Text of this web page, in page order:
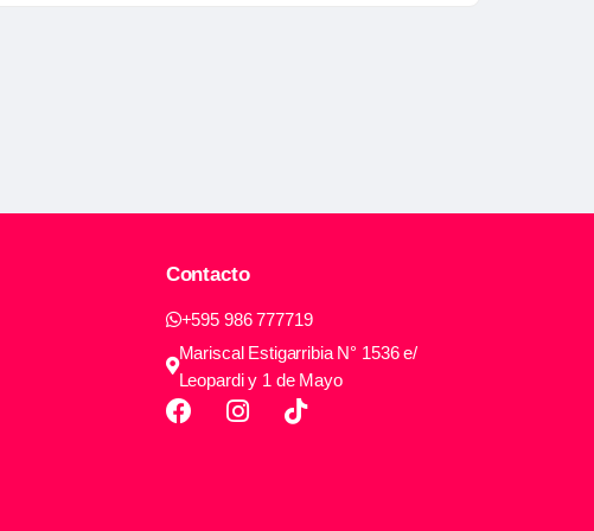
Contacto
+595 986 777719
Mariscal Estigarribia N° 1536 e/
Leopardi y 1 de Mayo